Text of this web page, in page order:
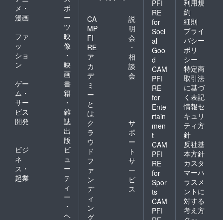
メ・
漫画
ポ
ー
ツ
ファ
ッ
ショ
ン
映
像
・
映
画
ゲー
ム・
サー
ビス
開発
書
籍
・
雑
誌
出
版
ビジ
ネ
ス・
起業
ビ
ュ
ー
テ
ィ
ー
・
ヘ
CA
MP
FI
RE
ア
カ
デ
ミ
ー
と
は
説
明
会
・
相
談
会
ク
ラ
ウ
ド
フ
ァ
ン
デ
ィ
ン
グ
サ
ポ
ー
ト
サ
ー
ビ
ス
PFI
RE
for
Soci
al
Goo
d
CAM
PFI
RE
for
Ente
rtain
men
t
CAM
PFI
RE
for
Spor
ts
CAM
PFI
利用規
約
細則
プライ
バシー
ポリ
シー
特定商
取引法
に基づ
く表記
情報セ
キュリ
ティ方
針
反社基
本方針
カスタ
マーハ
ラスメ
ントに
対する
考え方